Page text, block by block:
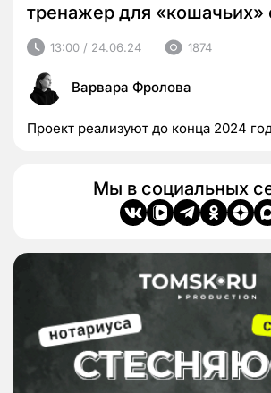
тренажер для «кошачьих»
13:00 / 24.06.24 1874
Варвара Фролова
Проект реализуют до конца 2024
Мы в социальных